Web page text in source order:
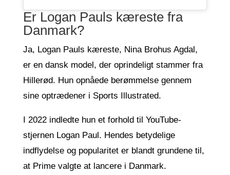
Er Logan Pauls kæreste fra
Danmark?
Ja, Logan Pauls kæreste, Nina Brohus Agdal,
er en dansk model, der oprindeligt stammer fra
Hillerød. Hun opnåede berømmelse gennem
sine optrædener i Sports Illustrated.
I 2022 indledte hun et forhold til YouTube-
stjernen Logan Paul. Hendes betydelige
indflydelse og popularitet er blandt grundene til,
at Prime valgte at lancere i Danmark.